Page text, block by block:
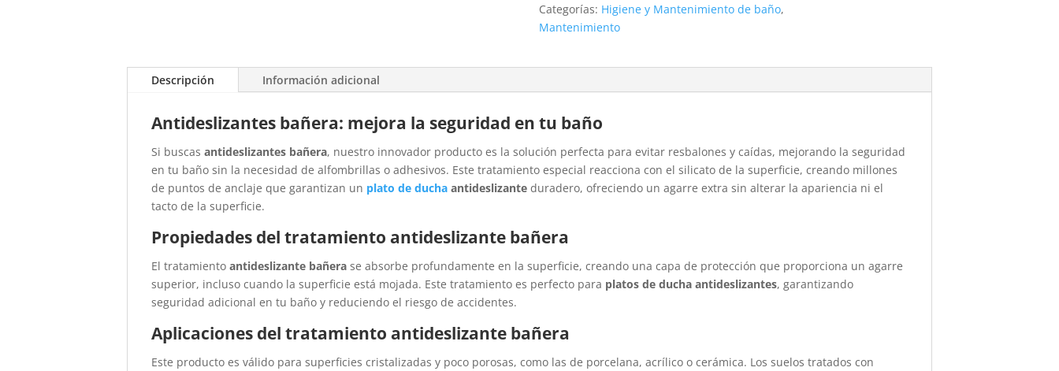
Categorías: Higiene y Mantenimiento de baño,
Mantenimiento
Descripción Información adicional
Antideslizantes bañera: mejora la seguridad en tu baño
Si buscasantideslizantes bañera, nuestro innovador producto es la solución perfecta para evitar resbalones y caídas, mejorando la seguridad
en tu baño sin la necesidad de alfombrillas o adhesivos. Este tratamiento especial reacciona con el silicato de la superficie, creando millones
de puntos de anclaje que garantizan un plato de ducha antideslizante duradero, ofreciendo un agarre extra sin alterar la apariencia ni el
tacto de la superficie.
Propiedades del tratamiento antideslizante bañera
El tratamientoantideslizante bañera se absorbe profundamente en la superficie, creando una capa de protección que proporciona un agarre
superior, incluso cuando la superficie está mojada. Este tratamiento es perfecto para platos de ducha antideslizantes, garantizando
seguridad adicional en tu baño y reduciendo el riesgo de accidentes.
Aplicaciones del tratamiento antideslizante bañera
Este producto es válido para superficies cristalizadas y poco porosas, como las de porcelana, acrílico o cerámica. Los suelos tratados con